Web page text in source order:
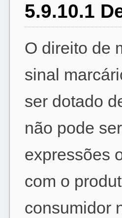
5.9.10.1
O direito de
sinal
ser dotado
não pode
expressões
com o
consumidor